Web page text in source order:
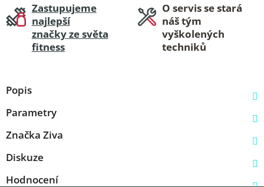
Zastupujeme
najlepší
značky ze světa
fitness
O servis se stará
náš tým
vyškolených
techniků
Popis
Parametry
Značka Ziva
Diskuze
Hodnocení